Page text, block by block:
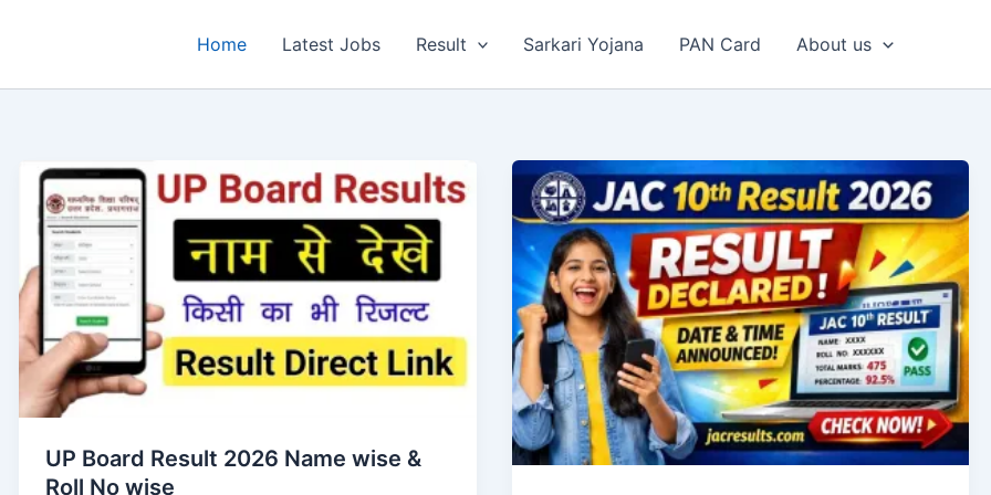
Home Latest Jobs Result Sarkari Yojana PAN Card About us
UP Board Result 2026 Name wise &
Roll No wise